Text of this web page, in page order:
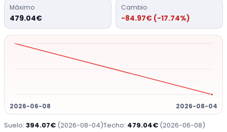
Máximo
479.04€
Cambio
-84.97€ (-17.74%)
2026-06-08 2026-08-04
Suelo: 394.07€ (2026-08-04)Techo: 479.04€ (2026-06-08)